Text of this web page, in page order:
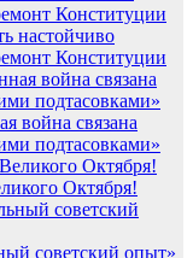
настойчиво
Конституции
война связана
подтасовками»
Октября!
советский опыт»